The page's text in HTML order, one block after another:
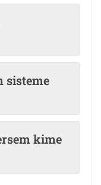
sisteme
kime